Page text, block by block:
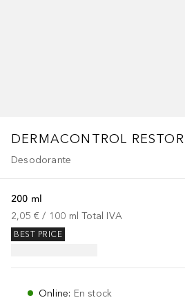
DERMACONTROL
Desodorante
200 ml
2,05 € / 100 ml Total IVA
BEST PRICE
Online: En stock